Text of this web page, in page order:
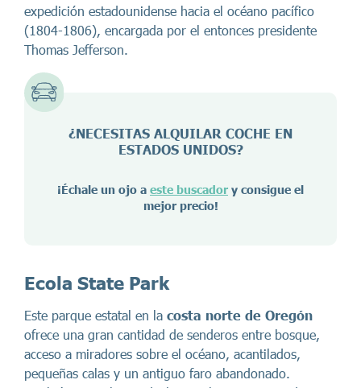
expedición estadounidense hacia el océano pacífico
(1804-1806), encargada por el entonces presidente
Thomas Jefferson.
¿NECESITAS ALQUILAR COCHE EN
ESTADOS UNIDOS?
¡Échale un ojo a este buscador y consigue el
mejor precio!
Ecola State Park
Este parque estatal en la costa norte de Oregón
ofrece una gran cantidad de senderos entre bosque,
acceso a miradores sobre el océano, acantilados,
pequeñas calas y un antiguo faro abandonado.